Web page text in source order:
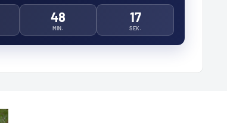
48
MIN.
15
SEK.